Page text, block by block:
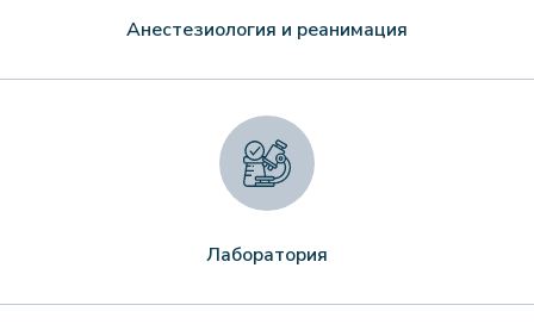
Анестезиология и реанимация
Лаборатория